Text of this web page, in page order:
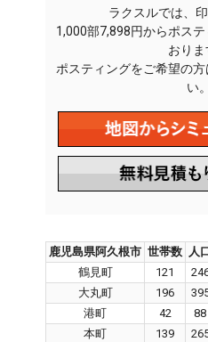
ラクスルでは、
1,000部7,898円からポス
おりま
ポスティングをご希望の
い。
鹿児島県阿久根市 世帯数 人
鶴見町
121
大丸町
196
港町
42 88
本町
139